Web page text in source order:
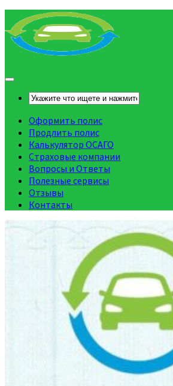
Оформить полис
Продлить полис
Калькулятор ОСАГО
Страховые компании
Вопросы и Ответы
Полезные сервисы
Отзывы
Контакты